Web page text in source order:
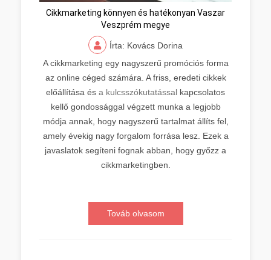
Cikkmarketing könnyen és hatékonyan Vaszar
Veszprém megye
Írta: Kovács Dorina
A cikkmarketing egy nagyszerű promóciós forma
az online céged számára. A friss, eredeti cikkek
előállítása és a kulcsszókutatással kapcsolatos
kellő gondossággal végzett munka a legjobb
módja annak, hogy nagyszerű tartalmat állíts fel,
amely évekig nagy forgalom forrása lesz. Ezek a
javaslatok segíteni fognak abban, hogy győzz a
cikkmarketingben.
Továb olvasom